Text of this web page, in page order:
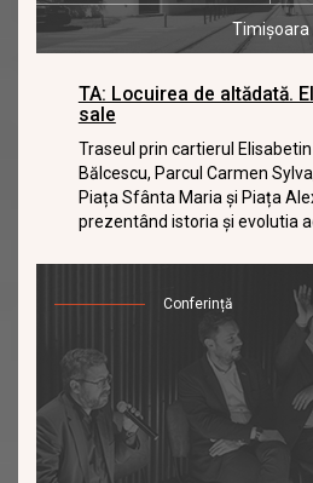
Timișoara
TA: Locuirea de altădată.
sale
Traseul prin cartierul
Bălcescu, Parcul Carmen
Piața Sfânta Maria și Piața
prezentând istoria și evolutia
Conferință